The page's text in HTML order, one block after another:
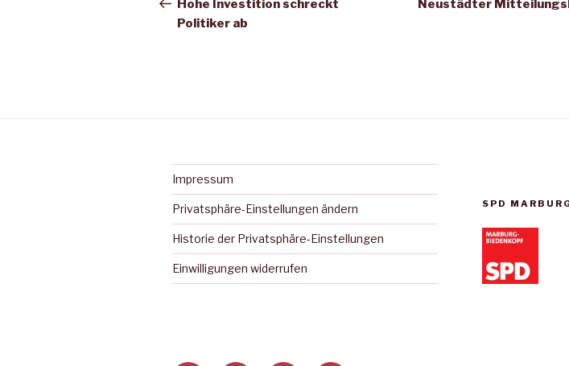
Hohe Investition schreckt
Politiker ab
Neustädter
Impressum
Privatsphäre-Einstellungen ändern
Historie der Privatsphäre-Einstellungen
Einwilligungen widerrufen
SPD